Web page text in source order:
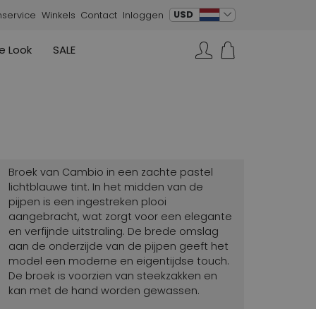
Winkels Contact Inloggen USD verander taal
AGL
Look
SALE
Marc Cain
Broek van Cambio in een zachte pastel
lichtblauwe tint. In het midden van de
pijpen is een ingestreken plooi
aangebracht, wat zorgt voor een elegante
en verfijnde uitstraling. De brede omslag
aan de onderzijde van de pijpen geeft het
model een moderne en eigentijdse touch.
De broek is voorzien van steekzakken en
kan met de hand worden gewassen.